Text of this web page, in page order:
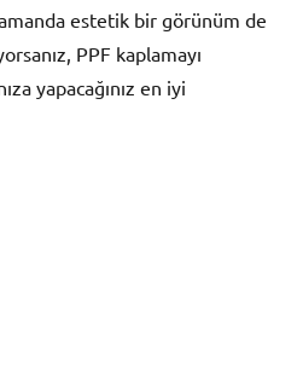
estetik bir görünüm de
PPF kaplamayı
yapacağınız en iyi